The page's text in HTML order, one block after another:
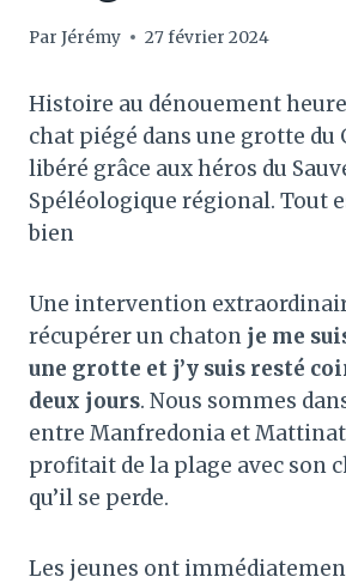
Par Jérémy 27 février 2024
Histoire au dénouement
chat piégé dans une grotte du
libéré grâce aux héros du
Spéléologique régional. Tout
bien
Une intervention
récupérer un chaton je me
une grotte et j’y suis resté
deux jours. Nous sommes
entre Manfredonia et
profitait de la plage avec son
qu’il se perde.
Les jeunes ont